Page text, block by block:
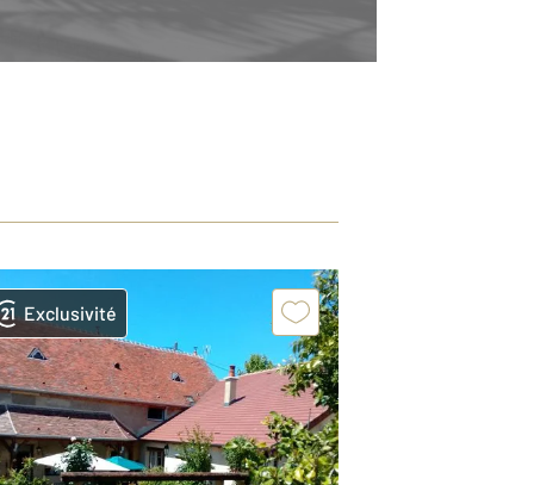
Exclusivité